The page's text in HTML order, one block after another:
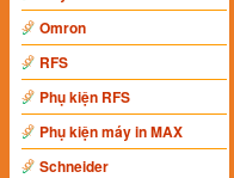
Omron
RFS
Phụ kiện RFS
Phụ kiện máy in MAX
Schneider